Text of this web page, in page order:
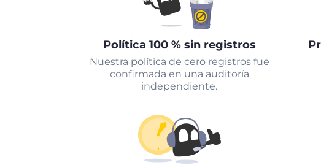
Política 100 % sin registros
Nuestra política de cero registros fue
confirmada en una auditoría
independiente.